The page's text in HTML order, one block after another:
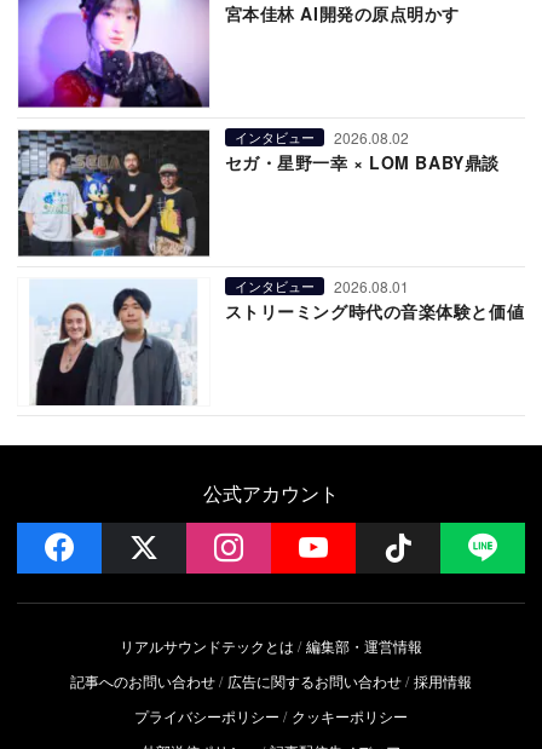
宮本佳林 AI開発の原点明かす
インタビュー 2026.08.02
セガ・星野一幸 × LOM BABY鼎談
インタビュー 2026.08.01
ストリーミング時代の音楽体験と価値
公式アカウント
facebook instagramYouTube Follow
リアルサウンドテックとは
編集部・運営情報
記事へのお問い合わせ
広告に関するお問い合わせ 採用情報
プライバシーポリシー
クッキーポリシー